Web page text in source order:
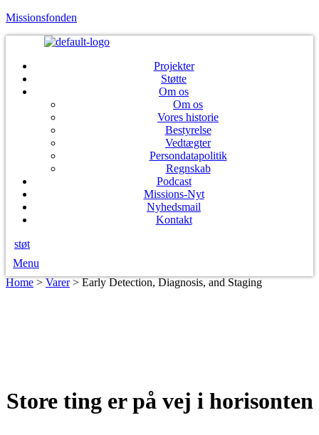
Missionsfonden
Projekter
Støtte
Om os
Om os
Vores historie
Bestyrelse
Vedtægter
Persondatapolitik
Regnskab
Podcast
Missions-Nyt
Nyhedsmail
Kontakt
støt
Menu
Home > Varer> Early Detection, Diagnosis, and Staging
Store ting er på vej i horisonten